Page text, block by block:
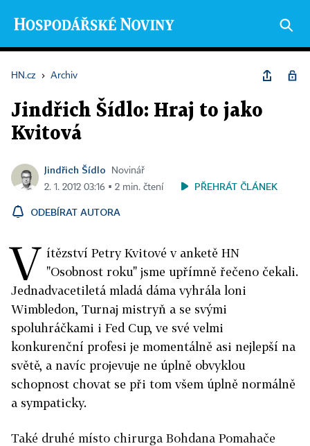
HN.cz › Archiv
Jindřich Šídlo: Hraj to jako
Kvitová
Jindřich Šídlo
Novinář
2. 1. 2012 03:16 ▪ 2 min. čtení
PŘEHRÁT ČLÁNEK
ODEBÍRAT AUTORA
V ítězství Petry Kvitové v anketě HN
"Osobnost roku" jsme upřímně řečeno čekali.
Jednadvacetiletá mladá dáma vyhrála loni
Wimbledon, Turnaj mistryň a se svými
spoluhráčkami i Fed Cup, ve své velmi
konkurenční profesi je momentálně asi nejlepší na
světě, a navíc projevuje ne úplně obvyklou
schopnost chovat se při tom všem úplně normálně
a sympaticky.
Také druhé místo chirurga Bohdana Pomahače